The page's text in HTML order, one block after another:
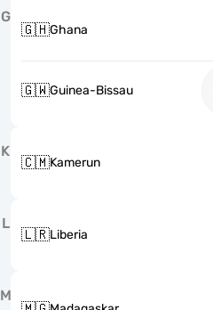
G
🇬🇭Ghana
🇬🇼Guinea-Bissau
K
🇨🇲Kamerun
L
🇱🇷Liberia
M